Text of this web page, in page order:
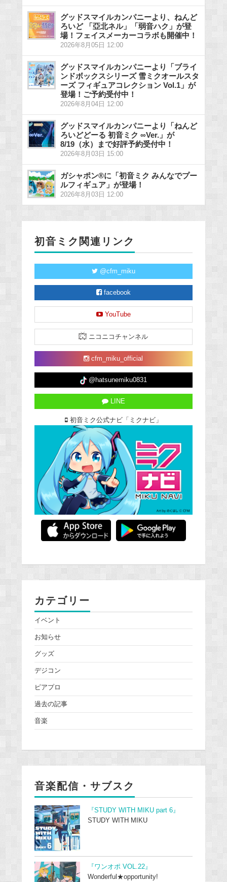
グッドスマイルカンパニーより、ねんど
ろいど 「亞北ネル」「弱音ハク」が登
場！フェイスメーカーコラボも開催中！
2026年8月05日 12:00
グッドスマイルカンパニーより「ブライ
ンドボックスシリーズ 雪ミクオールスタ
ーズ フィギュアコレクション Vol.1」が
登場！ご予約受付中！
2026年8月04日 12:00
グッドスマイルカンパニーより「ねんど
ろいどどーる 初音ミク ∞Ver.」が
8/19（水）まで好評予約受付中！
2026年8月03日 15:00
ガシャポン®に「初音ミク みんなでプー
ルフィギュア」が登場！
2026年8月03日 12:00
初音ミク関連リンク
@cfm_miku
facebook
YouTube
ニコニコチャンネル
cfm_miku_official
@hatsunemiku0831
LINE
初音ミク公式ナビ「ミクナビ」
カテゴリー
イベント
お知らせ
グッズ
デジコン
ピアプロ
過去の記事
音楽
音楽配信・サブスク
『STUDY WITH MIKU part 6』
STUDY WITH MIKU
『ワンオポ VOL.22』
Wonderful★opportunity!